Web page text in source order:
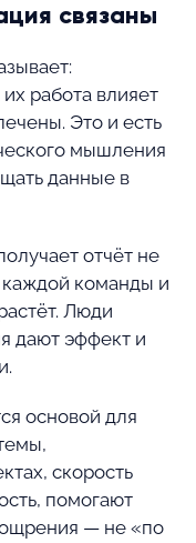
связаны
работа влияет
Это и есть
мышления
данные в
отчёт не
каждой команды и
Люди
дают эффект и
основой для
скорость
помогают
— не «по